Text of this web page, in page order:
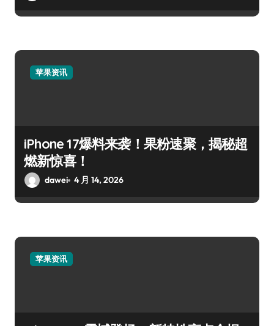
苹果资讯
iPhone 17爆料来袭！果粉速聚，揭秘超
燃新惊喜！
dawei 4 月 14, 2026
苹果资讯